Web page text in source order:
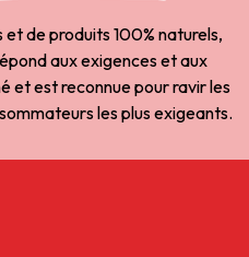
de produits 100% naturels,
aux exigences et aux
et est reconnue pour ravir les
les plus exigeants.